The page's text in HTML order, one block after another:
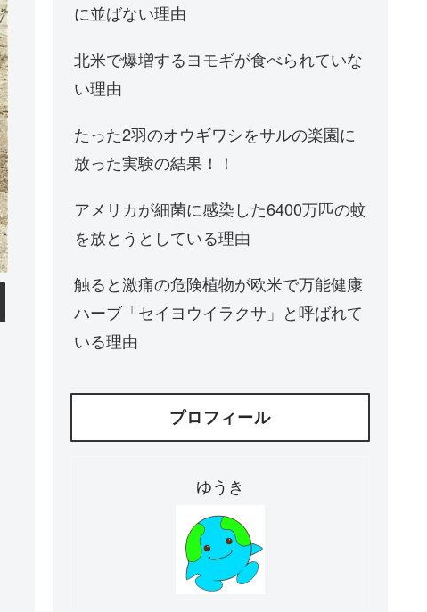
に並ばない理由
北米で爆増するヨモギが食べられていな
い理由
たった2羽のオウギワシをサルの楽園に
放った実験の結果！！
アメリカが細菌に感染した6400万匹の蚊
を放とうとしている理由
触ると激痛の危険植物が欧米で万能健康
ハーブ「セイヨウイラクサ」と呼ばれて
いる理由
プロフィール
ゆうき